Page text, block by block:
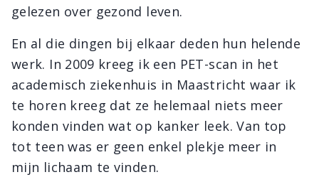
gelezen over gezond leven.
En al die dingen bij elkaar deden hun helende
werk. In 2009 kreeg ik een PET-scan in het
academisch ziekenhuis in Maastricht waar ik
te horen kreeg dat ze helemaal niets meer
konden vinden wat op kanker leek. Van top
tot teen was er geen enkel plekje meer in
mijn lichaam te vinden.